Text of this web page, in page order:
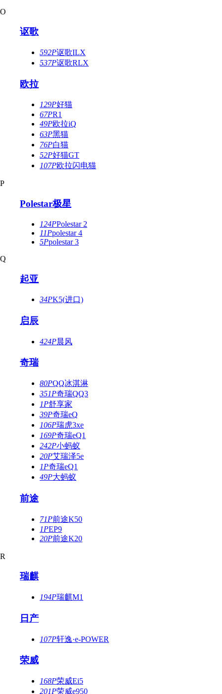
O
讴歌
592P讴歌ILX
537P讴歌RLX
欧拉
129P好猫
67PR1
49P欧拉iQ
63P黑猫
76P白猫
52P好猫GT
107P欧拉闪电猫
P
Polestar极星
124PPolestar 2
11Ppolestar 4
5Ppolestar 3
Q
起亚
34PK5(进口)
启辰
424P晨风
奇瑞
80PQQ冰淇淋
351P奇瑞QQ3
1P舒享家
39P奇瑞eQ
106P瑞虎3xe
169P奇瑞eQ1
242P小蚂蚁
20P艾瑞泽5e
1P奇瑞eQ1
49P大蚂蚁
前途
71P前途K50
1PEP9
20P前途K20
R
瑞麒
194P瑞麒M1
日产
107P轩逸·e-POWER
荣威
168P荣威Ei5
201P荣威e950